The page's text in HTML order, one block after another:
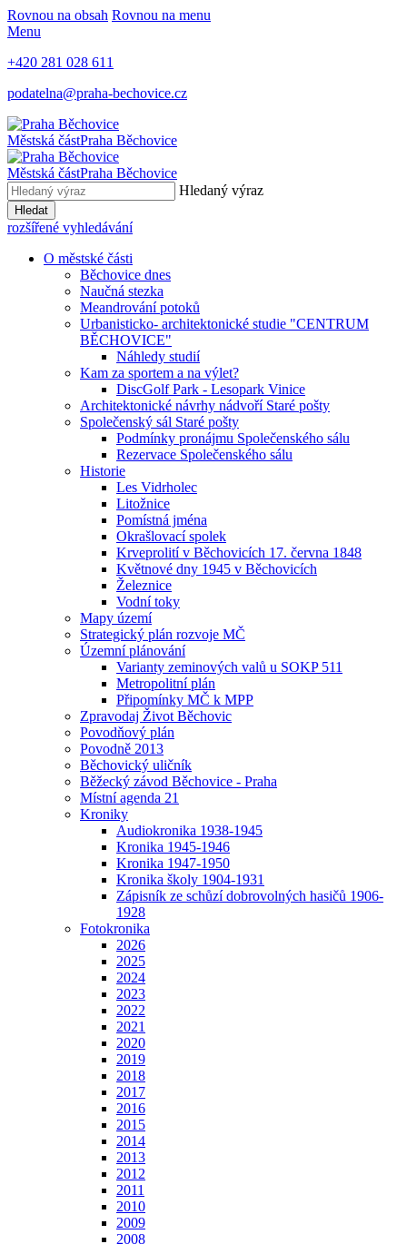
Rovnou na obsah Rovnou na menu
Menu
+420 281 028 611
podatelna@praha-bechovice.cz
Městská částPraha Běchovice
Městská částPraha Běchovice
Hledaný výraz
Hledat
rozšířené vyhledávání
O městské části
Běchovice dnes
Naučná stezka
Meandrování potoků
Urbanisticko- architektonické studie "CENTRUM
BĚCHOVICE"
Náhledy studií
Kam za sportem a na výlet?
DiscGolf Park - Lesopark Vinice
Architektonické návrhy nádvoří Staré pošty
Společenský sál Staré pošty
Podmínky pronájmu Společenského sálu
Rezervace Společenského sálu
Historie
Les Vidrholec
Litožnice
Pomístná jména
Okrašlovací spolek
Krveprolití v Běchovicích 17. června 1848
Květnové dny 1945 v Běchovicích
Železnice
Vodní toky
Mapy území
Strategický plán rozvoje MČ
Územní plánování
Varianty zeminových valů u SOKP 511
Metropolitní plán
Připomínky MČ k MPP
Zpravodaj Život Běchovic
Povodňový plán
Povodně 2013
Běchovický uličník
Běžecký závod Běchovice - Praha
Místní agenda 21
Kroniky
Audiokronika 1938-1945
Kronika 1945-1946
Kronika 1947-1950
Kronika školy 1904-1931
Zápisník ze schůzí dobrovolných hasičů 1906-
1928
Fotokronika
2026
2025
2024
2023
2022
2021
2020
2019
2018
2017
2016
2015
2014
2013
2012
2011
2010
2009
2008